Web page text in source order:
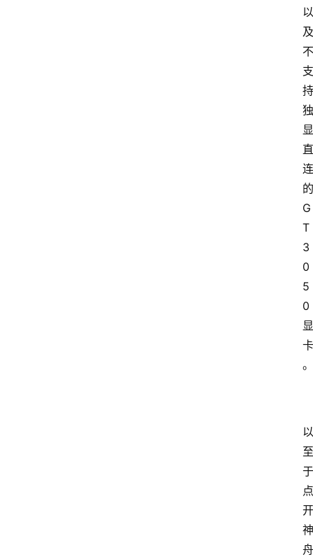
以
及
不
支
持
独
显
直
连
的
G
T
3
0
5
0
显
卡
。
以
至
于
点
开
神
舟